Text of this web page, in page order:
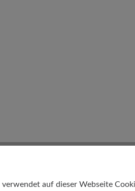
verwendet auf dieser Webseite